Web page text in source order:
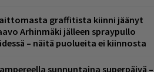
graffitista kiinni jäänyt
Arhinmäki jälleen spraypullo
– näitä puolueita ei kiinnosta
sunnuntaina superpäivä –